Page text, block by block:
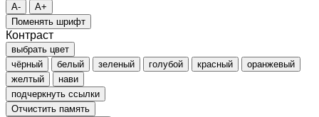
A-
A+
Поменять шрифт
Контраст
выбрать цвет
чёрный
белый зеленый голубой красный
оранжевый
желтый
нави
подчеркнуть ссылки
Отчистить память